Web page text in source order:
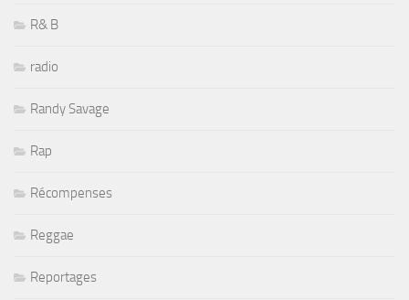
R& B
radio
Randy Savage
Rap
Récompenses
Reggae
Reportages